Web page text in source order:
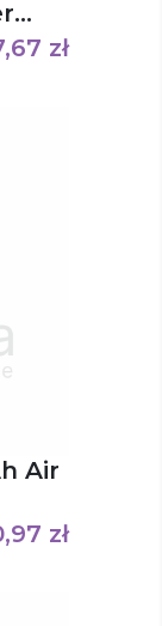
zł
Air
zł